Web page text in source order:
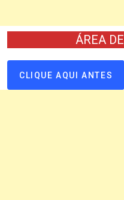
ÁREA DE
CLIQUE AQUI ANTES